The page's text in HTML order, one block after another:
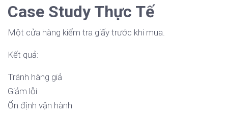
Case Study Thực Tế
Một cửa hàng kiểm tra giấy trước khi mua.
Kết quả:
Tránh hàng giả
Giảm lỗi
Ổn định vận hành